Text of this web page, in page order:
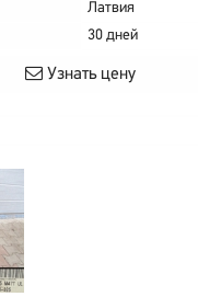
Латвия
30 дней
Узнать цену